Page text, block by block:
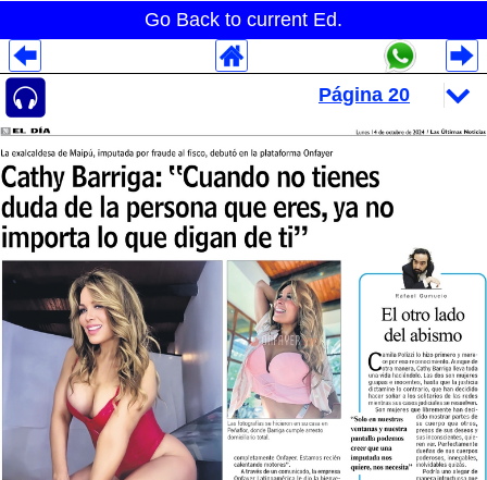
Go Back to current Ed.
Despliegues Analytics
Despliegues Totales
Despliegues por Rubros